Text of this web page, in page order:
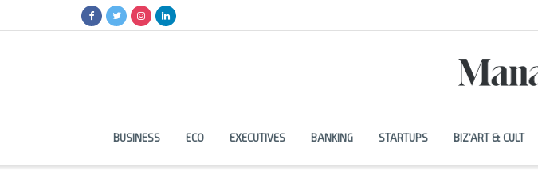
BUSINESS ECO EXECUTIVES BANKING STARTUPS BIZ’ART & CULT